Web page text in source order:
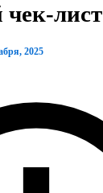
лист
2025